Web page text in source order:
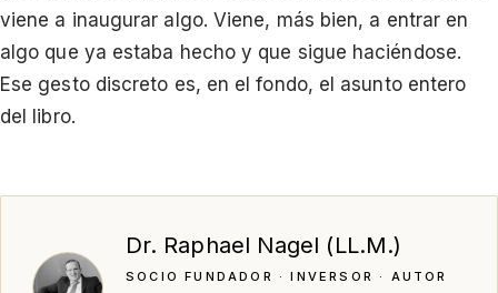
viene a inaugurar algo. Viene, más bien, a entrar en
algo que ya estaba hecho y que sigue haciéndose.
Ese gesto discreto es, en el fondo, el asunto entero
del libro.
Dr. Raphael Nagel (LL.M.)
SOCIO FUNDADOR · INVERSOR · AUTOR